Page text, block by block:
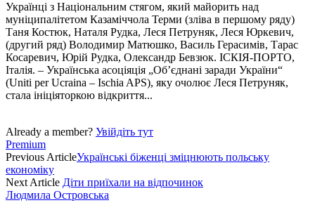
Українці з Національним стягом, який майорить над
муніципалітетом Казаміччола Терми (зліва в першому ряду)
Таня Костюк, Наталя Рудка, Леся Петруняк, Леся Юркевич,
(другий ряд) Володимир Матюшко, Василь Герасимів, Тарас
Косаревич, Юрій Рудка, Олександр Бевзюк. ІСКІЯ-ПОРТО,
Італія. – Українська асоціяція „Об’єднані заради України“
(Uniti per Ucraina – Ischia APS), яку очолює Леся Петруняк,
стала ініціяторкою відкриття...
Already a member? Увійдіть тут
Premium
Previous ArticleУкраїнські біженці зміцнюють польську
економіку
Next Article Діти приїхали на відпочинок
Людмила Островська